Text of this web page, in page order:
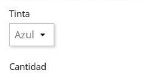
Tinta
Cantidad